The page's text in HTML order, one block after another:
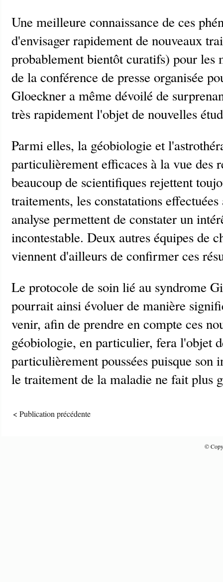
Une meilleure connaissance de ces
d'envisager rapidement de nouveaux
probablement bientôt curatifs) pour les
de la conférence de presse organisée
Gloeckner a même dévoilé de
très rapidement l'objet de nouvelles
Parmi elles, la géobiologie et
particulièrement efficaces à la vue des
beaucoup de scientifiques rejettent
traitements, les constatations
analyse permettent de constater un
incontestable. Deux autres équipes de
viennent d'ailleurs de confirmer ces
Le protocole de soin lié au syndrome
pourrait ainsi évoluer de manière
venir, afin de prendre en compte ces
géobiologie, en particulier, fera l'objet
particulièrement poussées puisque son
le traitement de la maladie ne fait plus
< Publication précédente
©